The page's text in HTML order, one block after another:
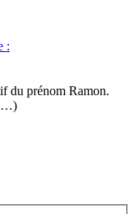
:
du prénom Ramon.